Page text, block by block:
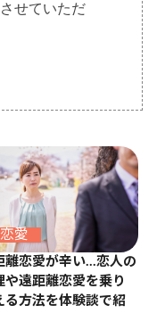
せていただ
恋愛
離恋愛が辛い…恋人の
や遠距離恋愛を乗り
る方法を体験談で紹